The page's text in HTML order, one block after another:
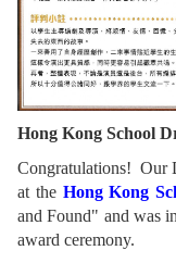
Hong Kong School
Congratulations! Our
at the Hong Kong
and Found" and was
award ceremony.